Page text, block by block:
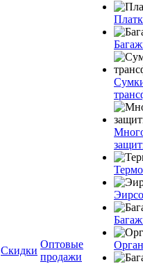
Скидки
Оптовые
продажи